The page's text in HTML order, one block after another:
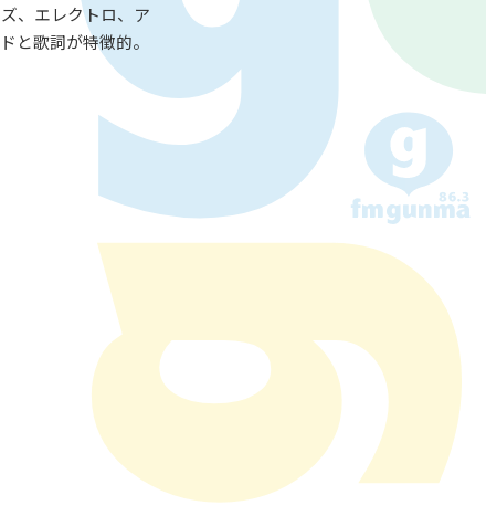
後援情報
、エレクトロ、ア
と歌詞が特徴的。